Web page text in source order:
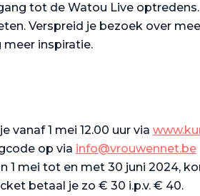
tot de Watou Live
Verspreid je bezoek over
inspiratie.
vanaf 1 mei 12.00 uur via
op via info@vrouwennet.be
1 mei tot en met 30 juni 2024,
betaal je zo € 30 i.p.v. € 40.